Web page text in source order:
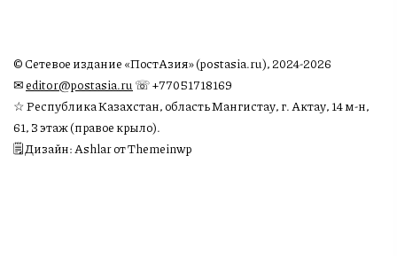
© Сетевое издание «ПостАзия» (postasia.ru), 2024-2026
✉︎editor@postasia.ru ☏ +77051718169
☆ Республика Казахстан, область Мангистау, г. Актау, 14 м-н,
61, 3 этаж (правое крыло).
🗒 Дизайн: Ashlar от Themeinwp